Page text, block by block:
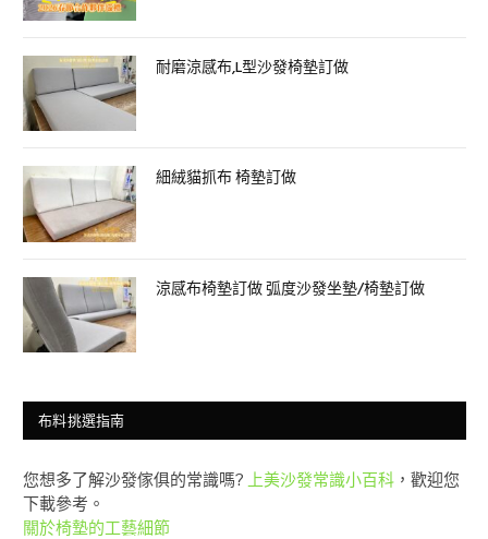
耐磨涼感布,L型沙發椅墊訂做
細絨貓抓布 椅墊訂做
涼感布椅墊訂做 弧度沙發坐墊/椅墊訂做
布料挑選指南
您想多了解沙發傢俱的常識嗎? 上美沙發常識小百科 ，歡迎您
下載參考。
關於椅墊的工藝細節